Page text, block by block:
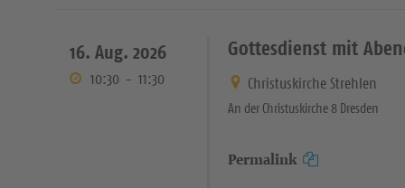
16. Aug. 2026
10:30 - 11:30
Gottesdienst mit
Christuskirche Strehlen
An der Christuskirche 8 Dresden
Permalink